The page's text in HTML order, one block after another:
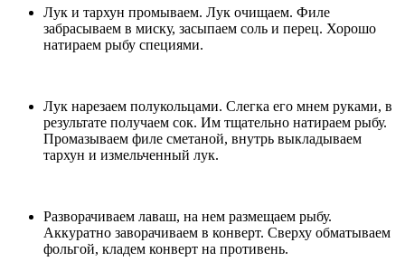
Лук и тархун промываем. Лук очищаем. Филе
забрасываем в миску, засыпаем соль и перец. Хорошо
натираем рыбу специями.
Лук нарезаем полукольцами. Слегка его мнем руками, в
результате получаем сок. Им тщательно натираем рыбу.
Промазываем филе сметаной, внутрь выкладываем
тархун и измельченный лук.
Разворачиваем лаваш, на нем размещаем рыбу.
Аккуратно заворачиваем в конверт. Сверху обматываем
фольгой, кладем конверт на противень.